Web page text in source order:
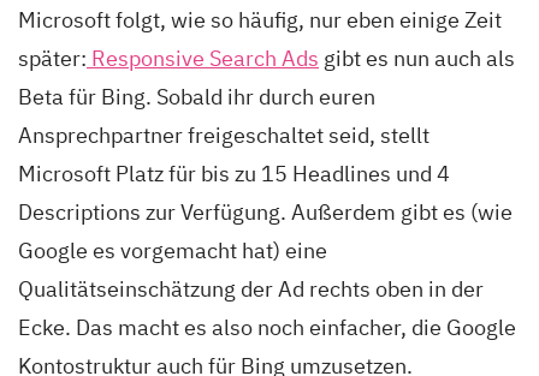
Microsoft folgt, wie so häufig, nur eben einige Zeit
später: Responsive Search Ads gibt es nun auch als
Beta für Bing. Sobald ihr durch euren
Ansprechpartner freigeschaltet seid, stellt
Microsoft Platz für bis zu 15 Headlines und 4
Descriptions zur Verfügung. Außerdem gibt es (wie
Google es vorgemacht hat) eine
Qualitätseinschätzung der Ad rechts oben in der
Ecke. Das macht es also noch einfacher, die Google
Kontostruktur auch für Bing umzusetzen.